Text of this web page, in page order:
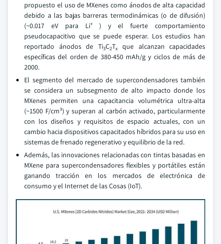
propuesto el uso de MXenes como ánodos de alta capacidad
debido a las bajas barreras termodinámicas (o de difusión)
(~0.017 eV para Li+ ) y el fuerte comportamiento
pseudocapacitivo que se puede esperar. Los estudios han
reportado ánodos de Ti3C2Tx
que alcanzan capacidades
específicas del orden de 380-450 mAh/g y ciclos de más de
2000.
El segmento del mercado de supercondensadores también
se considera un subsegmento de alto impacto donde los
MXenes permiten una capacitancia volumétrica ultra-alta
(~1500 F/cm³) y superan al carbón activado, particularmente
con los diseños y requisitos de espacio actuales, con un
cambio hacia dispositivos capacitados híbridos para su uso en
sistemas de frenado regenerativo y equilibrio de la red.
Además, las innovaciones relacionadas con tintas basadas en
MXene para supercondensadores flexibles y portátiles están
ganando tracción en los mercados de electrónica de
consumo y el Internet de las Cosas (IoT).